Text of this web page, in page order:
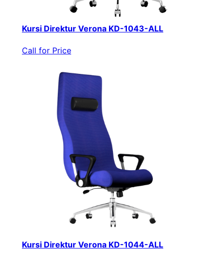
Kursi Direktur Verona KD-1043-ALL
Call for Price
Kursi Direktur Verona KD-1044-ALL